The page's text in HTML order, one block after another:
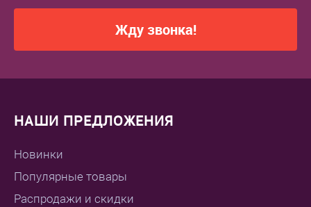
Жду звонка!
НАШИ ПРЕДЛОЖЕНИЯ
Новинки
Популярные товары
Распродажи и скидки